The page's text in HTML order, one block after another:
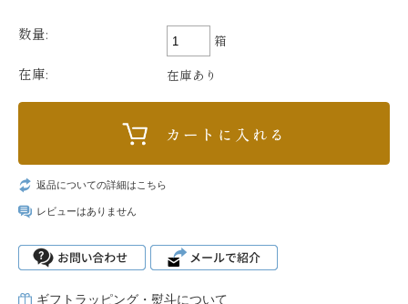
数量: 箱
在庫: 在庫あり
返品についての詳細はこちら
レビューはありません
ギフトラッピング・熨斗について